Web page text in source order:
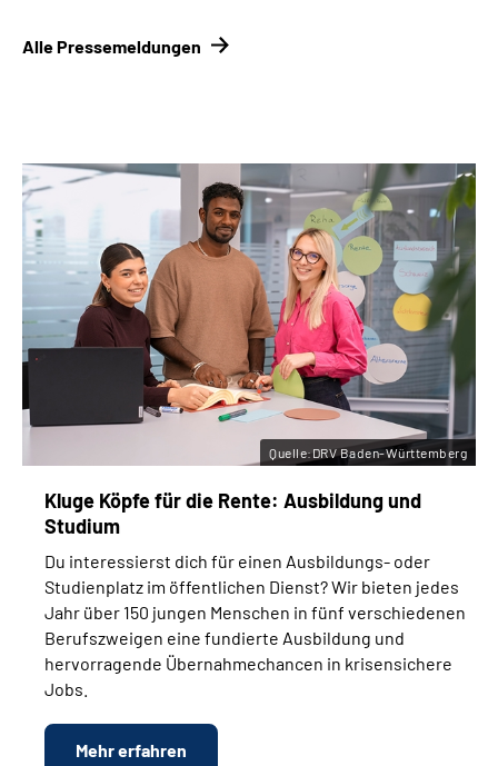
Alle Pressemeldungen
Kluge Köpfe für die Rente: Ausbildung und
Studium
Du interessierst dich für einen Ausbildungs- oder
Studienplatz im öffentlichen Dienst? Wir bieten jedes
Jahr über 150 jungen Menschen in fünf verschiedenen
Berufszweigen eine fundierte Ausbildung und
hervorragende Übernahmechancen in krisensichere
Jobs.
Mehr erfahren
Quelle:DRV Baden-Württemberg